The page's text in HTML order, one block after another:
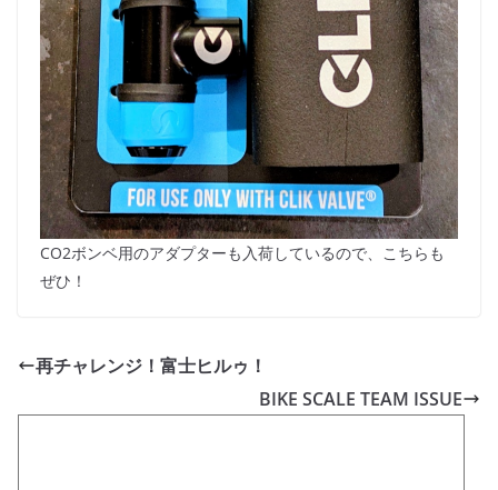
CO2ボンベ用のアダプターも入荷しているので、こちらも
ぜひ！
再チャレンジ！富士ヒルゥ！
BIKE SCALE TEAM ISSUE